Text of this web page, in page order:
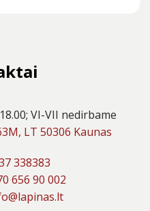
VI-VII nedirbame
LT 50306 Kaunas
338383
656 90 002